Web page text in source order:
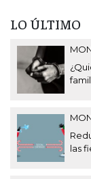
LO ÚLTIMO
las